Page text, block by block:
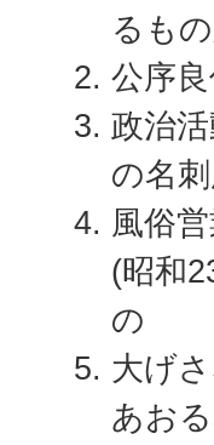
るも
公序
政治
の名
風俗
(昭和
の
大げ
あお